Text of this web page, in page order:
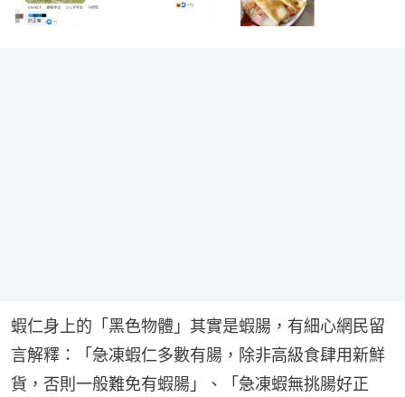
蝦仁身上的「黑色物體」其實是蝦腸，有細心網民留
言解釋：「急凍蝦仁多數有腸，除非高級食肆用新鮮
貨，否則一般難免有蝦腸」、「急凍蝦無挑腸好正